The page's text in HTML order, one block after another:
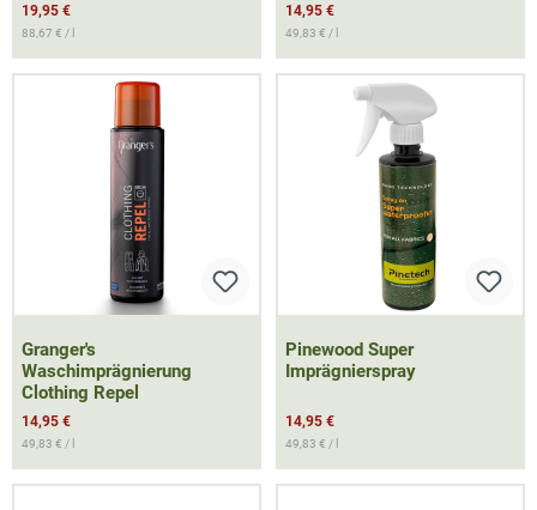
19,95 €
88,67 € / l
14,95 €
49,83 € / l
Granger's
Waschimprägnierung
Clothing Repel
14,95 €
49,83 € / l
Pinewood Super
Imprägnierspray
14,95 €
49,83 € / l